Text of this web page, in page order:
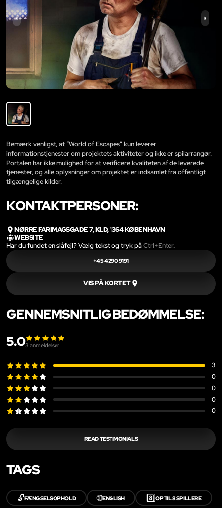
Bemærk venligst, at “World of Escapes” kun leverer
informationstjenester om projektets aktiviteter og ikke er spilarrangør.
Portalen har ikke mulighed for at verificere kvaliteten af de leverede
tjenester, og alle oplysninger om projektet er indsamlet fra offentligt
tilgængelige kilder.
KONTAKTPERSONER:
NØRRE FARIMAGSGADE 7, KLD, 1364 KØBENHAVN
WEBSITE
Har du fundet en slåfejl? Vælg tekst og tryk påCtrl+Enter.
+45 4290 9191
VIS PÅ KORTET
GENNEMSNITLIG BEDØMMELSE:
5.03 anmeldelser
3
0
0
0
0
READ TESTIMONIALS
TAGS
🔓FÆNGSELSOPHOLD 🌐ENGLISH 8️⃣OP TIL 8 SPILLERE